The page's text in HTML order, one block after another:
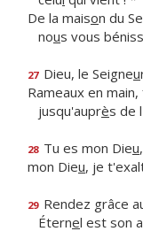
De la maison du
nous vous
27 Dieu, le Seigneu
Rameaux en
jusqu'auprès de
28 Tu es mon Dieu
mon Dieu, je
29 Rendez grâce
Éternel est son